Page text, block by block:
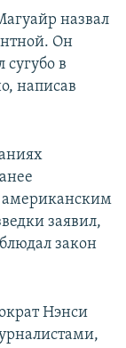
назвал
Он
сугубо в
написав
американским
заявил,
закон
Нэнси